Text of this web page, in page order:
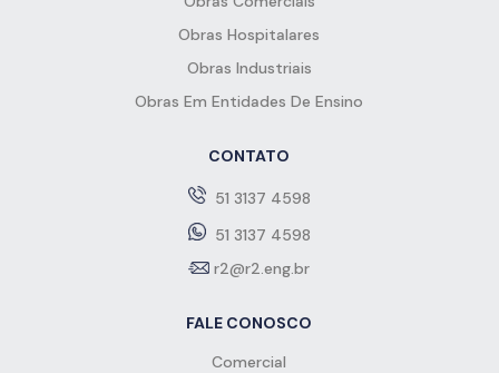
Obras Hospitalares
Obras Industriais
Obras Em Entidades De Ensino
CONTATO
51 3137 4598
51 3137 4598
r2@r2.eng.br
FALE CONOSCO
Comercial